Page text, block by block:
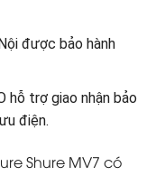
được bảo hành
hỗ trợ giao nhận bảo
điện.
Shure MV7 có